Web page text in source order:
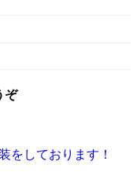
ぞ
しております！